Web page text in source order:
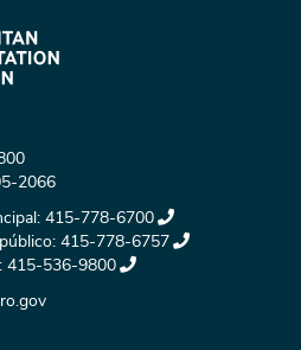
2066
415-778-6700
415-778-6757
415-536-9800